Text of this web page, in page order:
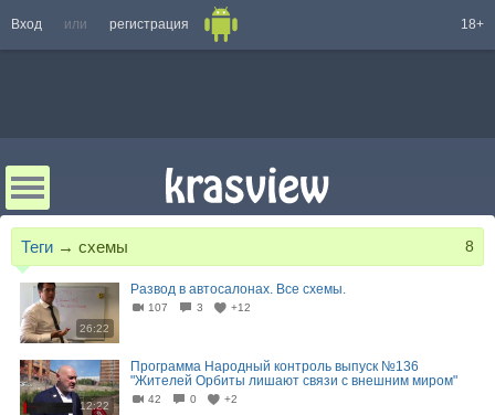
Вход или регистрация 18+
Теги → схемы 8
26:22
Развод в автосалонах. Все схемы.
107 3 +12
12:22
Программа Народный контроль выпуск №136
"Жителей Орбиты лишают связи с внешним миром"
42 0 +2